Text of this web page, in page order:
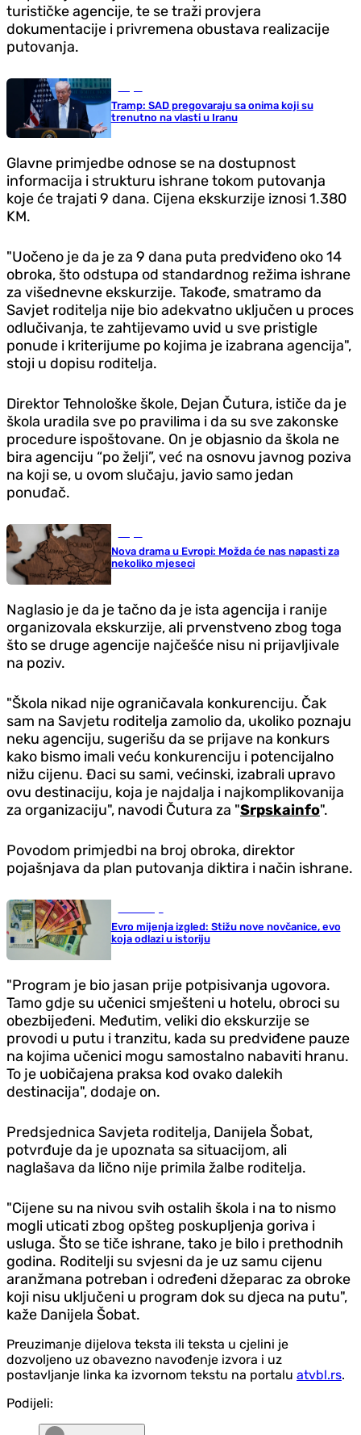
turističke agencije, te se traži provjera
dokumentacije i privremena obustava realizacije
putovanja.
Tramp: SAD pregovaraju sa onima koji su
trenutno na vlasti u Iranu
Glavne primjedbe odnose se na dostupnost
informacija i strukturu ishrane tokom putovanja
koje će trajati 9 dana. Cijena ekskurzije iznosi 1.380
KM.
"Uočeno je da je za 9 dana puta predviđeno oko 14
obroka, što odstupa od standardnog režima ishrane
za višednevne ekskurzije. Takođe, smatramo da
Savjet roditelja nije bio adekvatno uključen u proces
odlučivanja, te zahtijevamo uvid u sve pristigle
ponude i kriterijume po kojima je izabrana agencija",
stoji u dopisu roditelja.
Direktor Tehnološke škole, Dejan Čutura, ističe da je
škola uradila sve po pravilima i da su sve zakonske
procedure ispoštovane. On je objasnio da škola ne
bira agenciju “po želji”, već na osnovu javnog poziva
na koji se, u ovom slučaju, javio samo jedan
ponuđač.
Nova drama u Evropi: Možda će nas napasti za
nekoliko mjeseci
Naglasio je da je tačno da je ista agencija i ranije
organizovala ekskurzije, ali prvenstveno zbog toga
što se druge agencije najčešće nisu ni prijavljivale
na poziv.
"Škola nikad nije ograničavala konkurenciju. Čak
sam na Savjetu roditelja zamolio da, ukoliko poznaju
neku agenciju, sugerišu da se prijave na konkurs
kako bismo imali veću konkurenciju i potencijalno
nižu cijenu. Đaci su sami, većinski, izabrali upravo
ovu destinaciju, koja je najdalja i najkomplikovanija
za organizaciju", navodi Čutura za "Srpskainfo".
Povodom primjedbi na broj obroka, direktor
pojašnjava da plan putovanja diktira i način ishrane.
Evro mijenja izgled: Stižu nove novčanice, evo
koja odlazi u istoriju
"Program je bio jasan prije potpisivanja ugovora.
Tamo gdje su učenici smješteni u hotelu, obroci su
obezbijeđeni. Međutim, veliki dio ekskurzije se
provodi u putu i tranzitu, kada su predviđene pauze
na kojima učenici mogu samostalno nabaviti hranu.
To je uobičajena praksa kod ovako dalekih
destinacija", dodaje on.
Predsjednica Savjeta roditelja, Danijela Šobat,
potvrđuje da je upoznata sa situacijom, ali
naglašava da lično nije primila žalbe roditelja.
"Cijene su na nivou svih ostalih škola i na to nismo
mogli uticati zbog opšteg poskupljenja goriva i
usluga. Što se tiče ishrane, tako je bilo i prethodnih
godina. Roditelji su svjesni da je uz samu cijenu
aranžmana potreban i određeni džeparac za obroke
koji nisu uključeni u program dok su djeca na putu",
kaže Danijela Šobat.
Preuzimanje dijelova teksta ili teksta u cjelini je
dozvoljeno uz obavezno navođenje izvora i uz
postavljanje linka ka izvornom tekstu na portalu atvbl.rs.
Podijeli: